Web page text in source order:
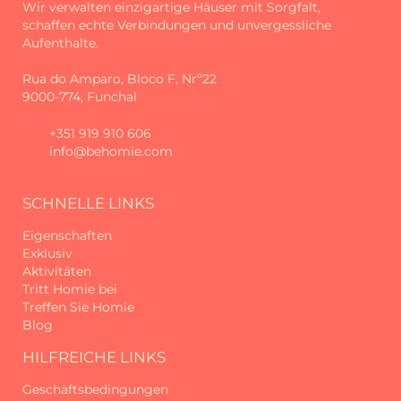
Kurzurlaub, eine Geschäftsreise oder
ein Familienabenteuer, die King David
Suites bieten den gesamten Komfort
notwendig sind, um ein wirklich
unvergessliches Erlebnis auf Madeira
Seit 2017 haben wir das Privileg,
unserer geliebten Insel Madeira zu
unvergessliche Erlebnisse und einen
Service von Spitzenqualität zu bieten.
Wir begannen als Madeira Sun Travel,
ein Name, der die Sonne, den Komfort
geleitet hat.
Wir verwalten einzigartige Häuser mit Sorgfalt,
schaffen echte Verbindungen und unvergessliche
Aufenthalte.
Rua do Amparo, Bloco F, Nrº22
9000-774, Funchal
+351 919 910 606
info@behomie.com
SCHNELLE LINKS
Eigenschaften
Exklusiv
Aktivitäten
Tritt Homie bei
Treffen Sie Homie
Blog
HILFREICHE LINKS
Geschäftsbedingungen